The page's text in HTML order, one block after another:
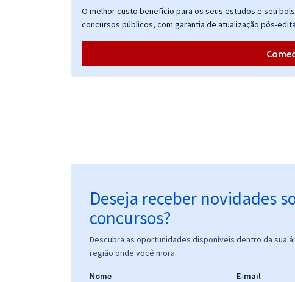
O melhor custo benefício para os seus estudos e seu
concursos públicos, com garantia de atualização pós-
Deseja receber novidades
concursos?
Descubra as oportunidades disponíveis dentro da sua
região onde você mora.
Nome E-mail